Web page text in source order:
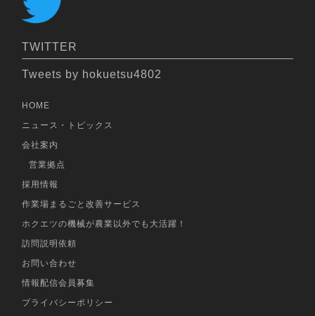
TWITTER
Tweets by hokuetsu4802
HOME
ニュース・トピックス
会社案内
営業拠点
採用情報
作業場まるごと改善サービス
ホクエツの機械が農業以外でも大活躍！
訪問説明依頼
お問い合わせ
情報配信会員募集
プライバシーポリシー